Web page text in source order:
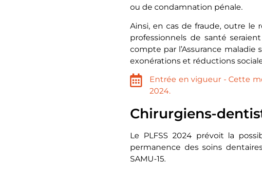
ou de condamnation pénale.
Ainsi, en cas de fraude, outre le
professionnels de santé
compte par l’Assurance maladie
exonérations et réductions
Entrée en vigueur - Cette
2024.
Chirurgiens-
Le PLFSS 2024 prévoit la
permanence des soins
SAMU-15.